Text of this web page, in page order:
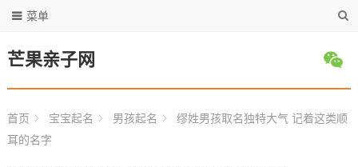
芒果亲子网
菜单
首页 宝宝起名 男孩起名
缪姓男孩取名独特大气 记着这类顺
耳的名字